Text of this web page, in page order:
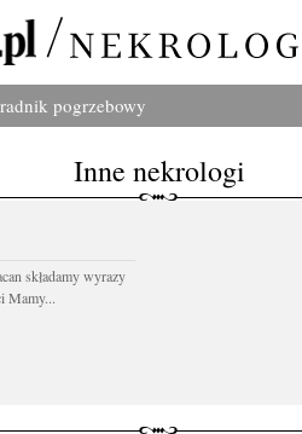
pogrzebowy
Inne nekrologi
składamy wyrazy
Mamy...